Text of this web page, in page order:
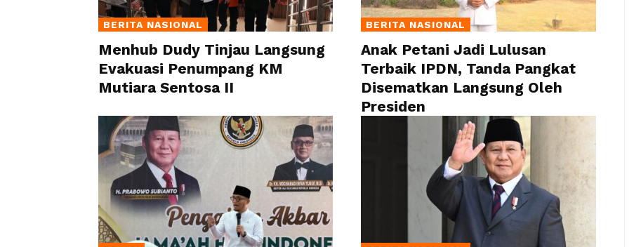
BERITA NASIONAL
Menhub Dudy Tinjau Langsung
Evakuasi Penumpang KM
Mutiara Sentosa II
BERITA NASIONAL
Anak Petani Jadi Lulusan
Terbaik IPDN, Tanda Pangkat
Disematkan Langsung Oleh
Presiden